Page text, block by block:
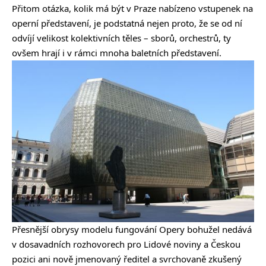
Přitom otázka, kolik má být v Praze nabízeno vstupenek na
operní představení, je podstatná nejen proto, že se od ní
odvíjí velikost kolektivních těles – sborů, orchestrů, ty
ovšem hrají i v rámci mnoha baletních představení.
Přesnější obrysy modelu fungování Opery bohužel nedává
v dosavadních rozhovorech pro Lidové noviny a Českou
pozici ani nově jmenovaný ředitel a svrchovaně zkušený